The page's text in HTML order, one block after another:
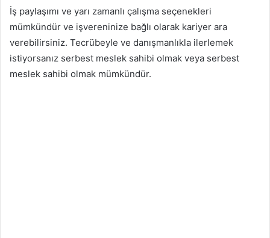
İş paylaşımı ve yarı zamanlı çalışma seçenekleri
mümkündür ve işvereninize bağlı olarak kariyer ara
verebilirsiniz. Tecrübeyle ve danışmanlıkla ilerlemek
istiyorsanız serbest meslek sahibi olmak veya serbest
meslek sahibi olmak mümkündür.